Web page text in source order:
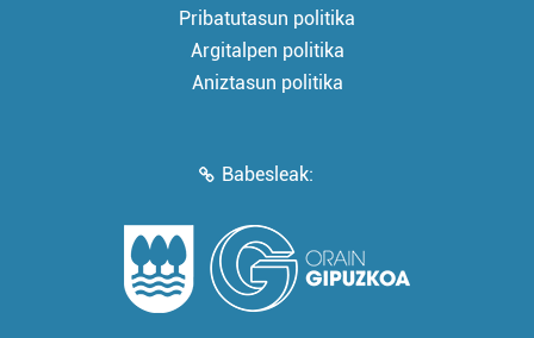
Pribatutasun politika
Argitalpen politika
Aniztasun politika
Babesleak: